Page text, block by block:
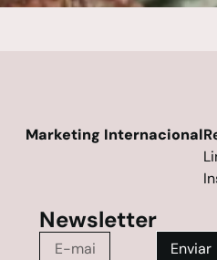
Marketing Internacional
Newsletter
Enviar